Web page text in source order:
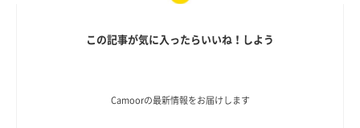
この記事が気に入ったらいいね！しよう
Camoorの最新情報をお届けします